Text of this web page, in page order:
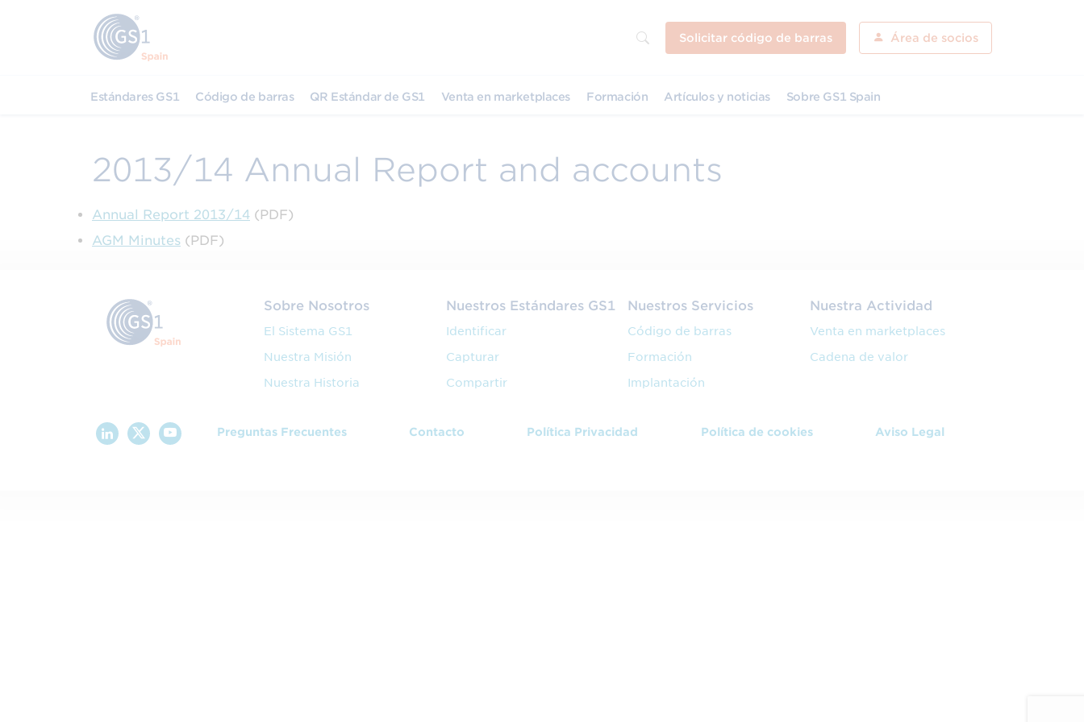
Solicitar código de barras Área de socios
Estándares GS1 Código de barras QR Estándar de GS1 Venta en marketplaces Formación Artículos y noticias Sobre GS1 Spain
2013/14 Annual Report and accounts
Annual Report 2013/14 (PDF)
AGM Minutes (PDF)
Sobre Nosotros
El Sistema GS1
Nuestra Misión
Nuestra Historia
Nuestros Estándares GS1
Identificar
Capturar
Compartir
Nuestros Servicios
Código de barras
Formación
Implantación
Nuestra Actividad
Venta en marketplaces
Cadena de valor
Preguntas Frecuentes Contacto Política Privacidad Política de cookies Aviso Legal